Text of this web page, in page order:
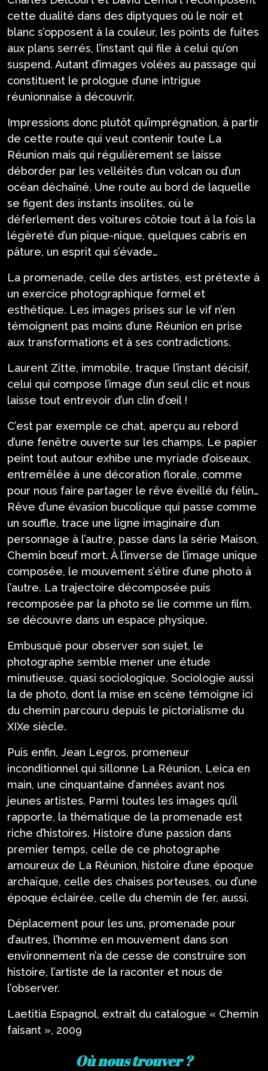
cette dualité dans des diptyques où le noir et
blanc s’opposent à la couleur, les points de fuites
aux plans serrés, l’instant qui file à celui qu’on
suspend. Autant d’images volées au passage qui
constituent le prologue d’une intrigue
réunionnaise à découvrir.
Impressions donc plutôt qu’imprégnation, à partir
de cette route qui veut contenir toute La
Réunion mais qui régulièrement se laisse
déborder par les velléités d’un volcan ou d’un
océan déchaîné. Une route au bord de laquelle
se figent des instants insolites, où le
déferlement des voitures côtoie tout à la fois la
légèreté d’un pique-nique, quelques cabris en
pâture, un esprit qui s’évade…
La promenade, celle des artistes, est prétexte à
un exercice photographique formel et
esthétique. Les images prises sur le vif n’en
témoignent pas moins d’une Réunion en prise
aux transformations et à ses contradictions.
Laurent Zitte, immobile, traque l’instant décisif,
celui qui compose l’image d’un seul clic et nous
laisse tout entrevoir d’un clin d’œil !
C’est par exemple ce chat, aperçu au rebord
d’une fenêtre ouverte sur les champs. Le papier
peint tout autour exhibe une myriade d’oiseaux,
entremêlée à une décoration florale, comme
pour nous faire partager le rêve éveillé du félin…
Rêve d’une évasion bucolique qui passe comme
un souffle, trace une ligne imaginaire d’un
personnage à l’autre, passe dans la série Maison,
Chemin bœuf mort. À l’inverse de l’image unique
composée, le mouvement s’étire d’une photo à
l’autre. La trajectoire décomposée puis
recomposée par la photo se lie comme un film,
se découvre dans un espace physique.
Embusqué pour observer son sujet, le
photographe semble mener une étude
minutieuse, quasi sociologique. Sociologie aussi
la de photo, dont la mise en scène témoigne ici
du chemin parcouru depuis le pictorialisme du
XIXe siècle.
Puis enfin, Jean Legros, promeneur
inconditionnel qui sillonne La Réunion, Leica en
main, une cinquantaine d’années avant nos
jeunes artistes. Parmi toutes les images qu’il
rapporte, la thématique de la promenade est
riche d’histoires. Histoire d’une passion dans
premier temps, celle de ce photographe
amoureux de La Réunion, histoire d’une époque
archaïque, celle des chaises porteuses, ou d’une
époque éclairée, celle du chemin de fer, aussi.
Déplacement pour les uns, promenade pour
d’autres, l’homme en mouvement dans son
environnement n’a de cesse de construire son
histoire, l’artiste de la raconter et nous de
l’observer.
Laetitia Espagnol, extrait du catalogue « Chemin
faisant », 2009
Où nous trouver ?